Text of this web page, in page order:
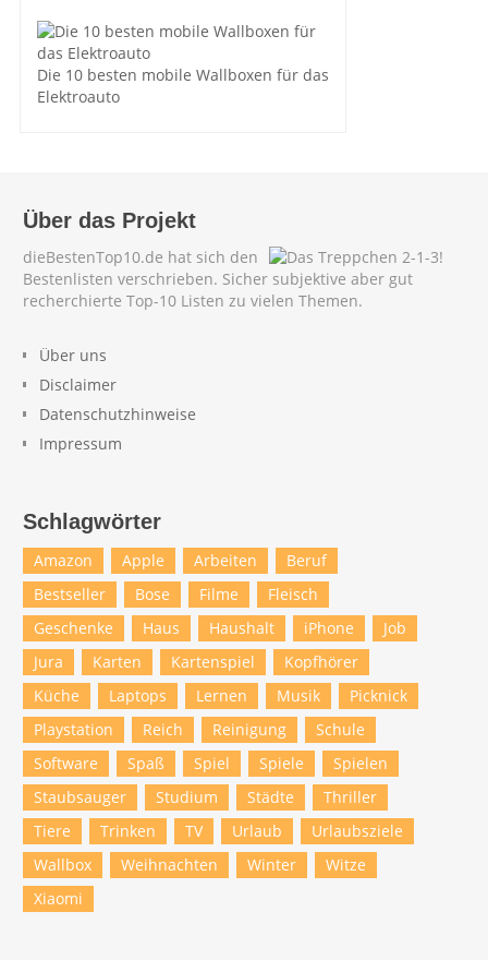
Die 10 besten mobile Wallboxen für das
Elektroauto
Über das Projekt
dieBestenTop10.de hat sich den
Bestenlisten verschrieben. Sicher subjektive aber gut
recherchierte Top-10 Listen zu vielen Themen.
Über uns
Disclaimer
Datenschutzhinweise
Impressum
Schlagwörter
Amazon Apple Arbeiten
Beruf
Bestseller
Bose Filme
Fleisch
Geschenke
Haus Haushalt iPhone
Job
Jura
Karten Kartenspiel
Kopfhörer
Küche
Laptops Lernen Musik
Picknick
Playstation
Reich Reinigung
Schule
Software
Spaß Spiel Spiele
Spielen
Staubsauger
Studium Städte
Thriller
Tiere
Trinken TV Urlaub
Urlaubsziele
Wallbox
Weihnachten Winter
Witze
Xiaomi